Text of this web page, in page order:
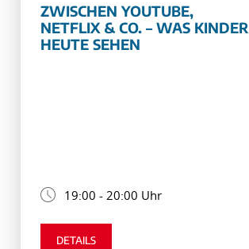
ZWISCHEN YOUTUBE,
NETFLIX & CO. – WAS KINDER
HEUTE SEHEN
19:00 - 20:00 Uhr
DETAILS